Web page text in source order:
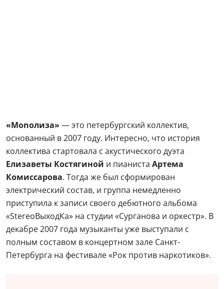
«Monoлиза» — это петербургский коллектив,
основанный в 2007 году. Интересно, что история
коллектива стартовала с акустического дуэта
Елизаветы Костягиной и пианиста Артема
Комиссарова. Тогда же был сформирован
электрический состав, и группа немедленно
приступила к записи своего дебютного альбома
«StereoВыходКа» на студии «Сурганова и оркестр». В
декабре 2007 года музыканты уже выступали с
полным составом в концертном зале Санкт-
Петербурга на фестивале «Рок против наркотиков».